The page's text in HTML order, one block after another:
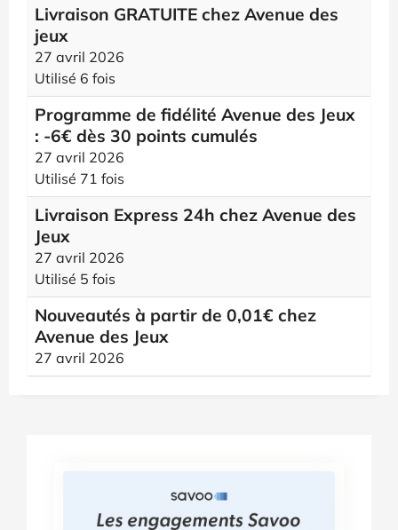
Livraison GRATUITE chez Avenue des
jeux
27 avril 2026
Utilisé 6 fois
Programme de fidélité Avenue des Jeux
: -6€ dès 30 points cumulés
27 avril 2026
Utilisé 71 fois
Livraison Express 24h chez Avenue des
Jeux
27 avril 2026
Utilisé 5 fois
Nouveautés à partir de 0,01€ chez
Avenue des Jeux
27 avril 2026